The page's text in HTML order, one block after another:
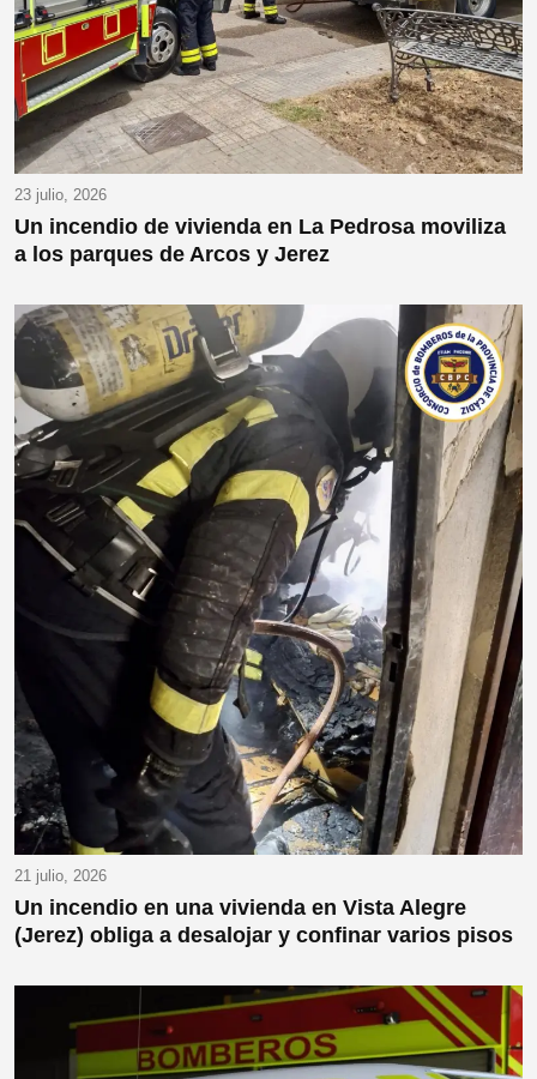
23 julio, 2026
Un incendio de vivienda en La Pedrosa moviliza
a los parques de Arcos y Jerez
21 julio, 2026
Un incendio en una vivienda en Vista Alegre
(Jerez) obliga a desalojar y confinar varios pisos